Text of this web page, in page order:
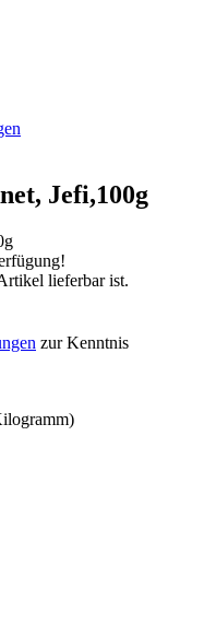
Jefi,100g
lieferbar ist.
zur Kenntnis